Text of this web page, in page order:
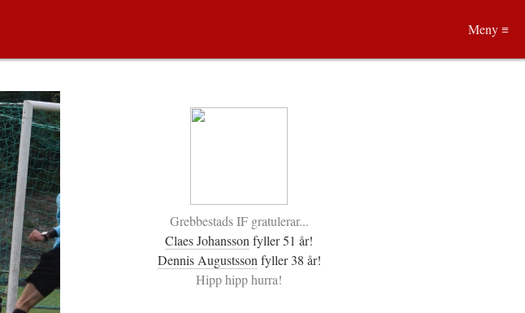
Grebbestads IF gratulerar...
Claes Johansson fyller 51 år!
Dennis Augustsson fyller 38 år!
Hipp hipp hurra!
Meny ≡